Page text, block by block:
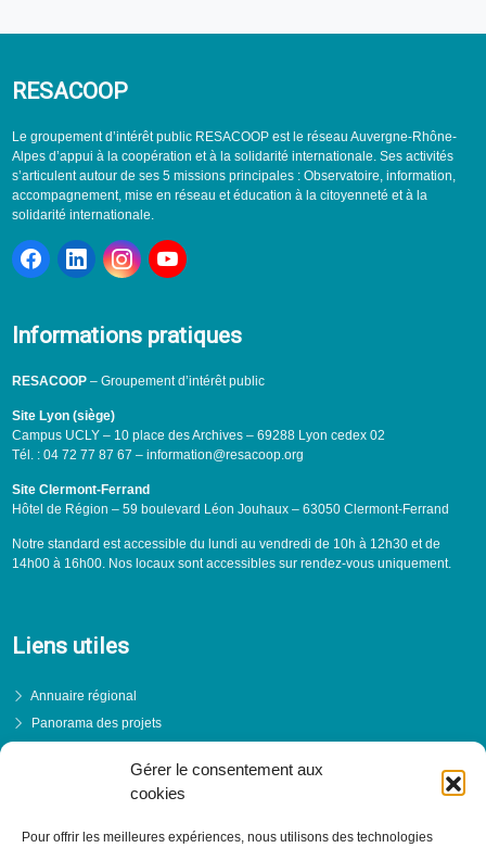
Gérer le consentement aux
cookies
Pour offrir les meilleures expériences, nous utilisons des technologies
RESACOOP
Le groupement d’intérêt public RESACOOP est le réseau Auvergne-Rhône-
Alpes d’appui à la coopération et à la solidarité internationale. Ses activités
s’articulent autour de ses 5 missions principales : Observatoire, information,
accompagnement, mise en réseau et éducation à la citoyenneté et à la
solidarité internationale.
Informations pratiques
RESACOOP– Groupement d’intérêt public
Site Lyon (siège)
Campus UCLY – 10 place des Archives – 69288 Lyon cedex 02
Tél. : 04 72 77 87 67 – information@resacoop.org
Site Clermont-Ferrand
Hôtel de Région – 59 boulevard Léon Jouhaux – 63050 Clermont-Ferrand
Notre standard est accessible du lundi au vendredi de 10h à 12h30 et de
14h00 à 16h00. Nos locaux sont accessibles sur rendez-vous uniquement.
Liens utiles
Annuaire régional
Panorama des projets